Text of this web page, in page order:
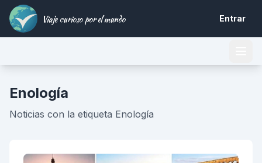
Viaje curioso por el mundo Entrar
Enología
Noticias con la etiqueta Enología